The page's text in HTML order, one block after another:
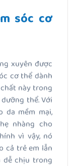
sóc cơ
xuyên được
cơ thể dành
này trong
thể. Với
mềm mại,
nhàng cho
vì vậy, nó
cả trẻ em lẫn
dễ chịu trong